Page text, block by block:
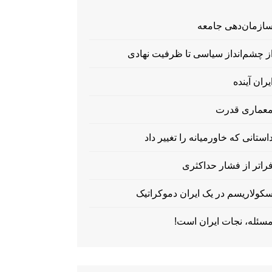
سازمان‌دهی جامعه
از چشم‌انداز سیاسی تا ظرفیت نهادی
ایران آینده
معماری قدرت
که خاورمیانه را تغییر داد
فراتر از فشار حداکثری
سکولاریسم در یک ایران دموکراتیک
مسئله، نجات ایران است!